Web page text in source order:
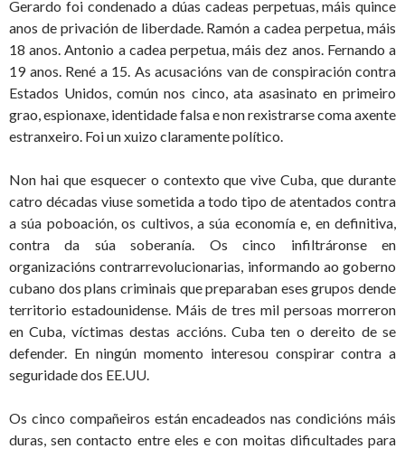
Gerardo foi condenado a dúas cadeas perpetuas, máis quince
anos de privación de liberdade. Ramón a cadea perpetua, máis
18 anos. Antonio a cadea perpetua, máis dez anos. Fernando a
19 anos. René a 15. As acusacións van de conspiración contra
Estados Unidos, común nos cinco, ata asasinato en primeiro
grao, espionaxe, identidade falsa e non rexistrarse coma axente
estranxeiro. Foi un xuizo claramente político.
Non hai que esquecer o contexto que vive Cuba, que durante
catro décadas viuse sometida a todo tipo de atentados contra
a súa poboación, os cultivos, a súa economía e, en definitiva,
contra da súa soberanía. Os cinco infiltráronse en
organizacións contrarrevolucionarias, informando ao goberno
cubano dos plans criminais que preparaban eses grupos dende
territorio estadounidense. Máis de tres mil persoas morreron
en Cuba, víctimas destas accións. Cuba ten o dereito de se
defender. En ningún momento interesou conspirar contra a
seguridade dos EE.UU.
Os cinco compañeiros están encadeados nas condicións máis
duras, sen contacto entre eles e con moitas dificultades para